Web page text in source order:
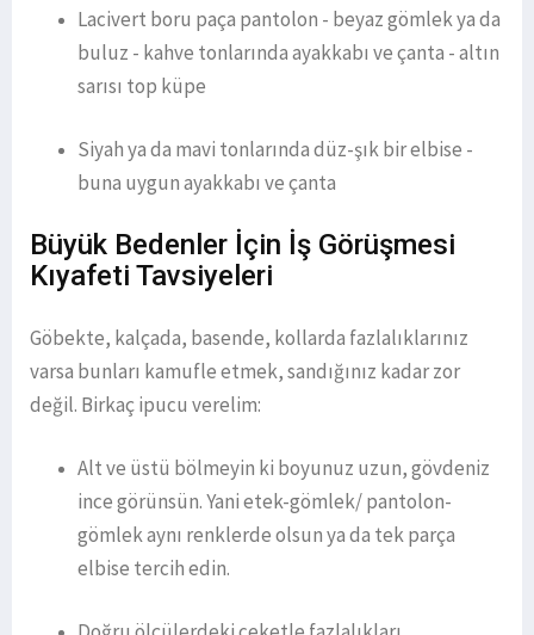
Lacivert boru paça pantolon - beyaz gömlek ya da
buluz - kahve tonlarında ayakkabı ve çanta - altın
sarısı top küpe
Siyah ya da mavi tonlarında düz-şık bir elbise -
buna uygun ayakkabı ve çanta
Büyük Bedenler İçin İş Görüşmesi
Kıyafeti Tavsiyeleri
Göbekte, kalçada, basende, kollarda fazlalıklarınız
varsa bunları kamufle etmek, sandığınız kadar zor
değil. Birkaç ipucu verelim:
Alt ve üstü bölmeyin ki boyunuz uzun, gövdeniz
ince görünsün. Yani etek-gömlek/ pantolon-
gömlek aynı renklerde olsun ya da tek parça
elbise tercih edin.